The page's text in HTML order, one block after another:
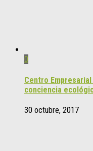
0
Centro
conciencia
30 octubre, 2017